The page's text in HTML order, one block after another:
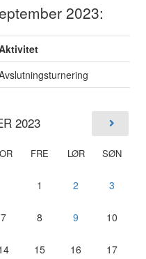
2023:
2023
FRE LØR SØN
1 2 3
7 8 9 10
15 16 17